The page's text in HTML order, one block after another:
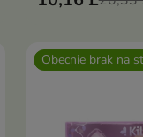
Obecnie brak na